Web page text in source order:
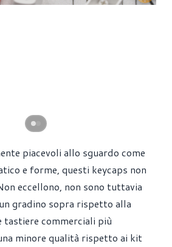
piacevoli allo sguardo come
e forme, questi keycaps non
eccellono, non sono tuttavia
gradino sopra rispetto alla
tastiere commerciali più
minore qualità rispetto ai kit